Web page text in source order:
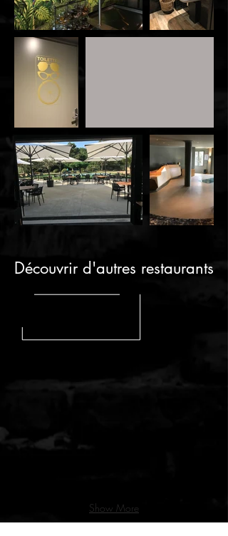
Découvrir d'autres restaurants
Show More